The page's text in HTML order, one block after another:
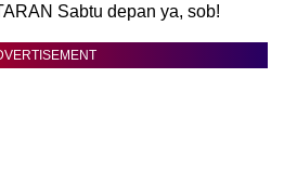
Sabtu depan ya, sob!